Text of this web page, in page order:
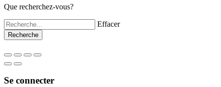
Que recherchez-vous?
Effacer
Se connecter